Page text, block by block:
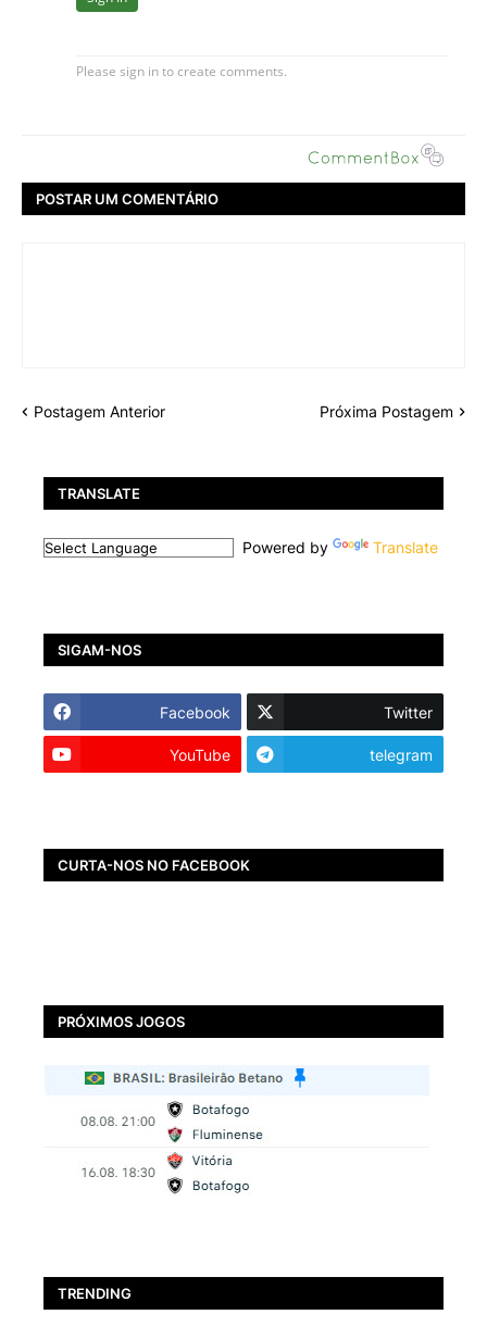
POSTAR UM COMENTÁRIO
Postagem Anterior Próxima Postagem
TRANSLATE
Powered by Translate
SIGAM-NOS
Facebook Twitter
YouTube telegram
CURTA-NOS NO FACEBOOK
PRÓXIMOS JOGOS
TRENDING
BOTAFOGO